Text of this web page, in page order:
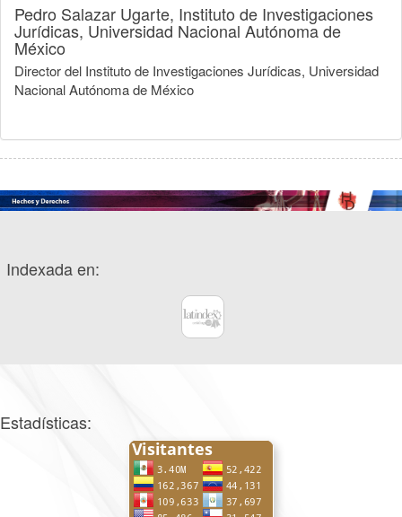
Pedro Salazar Ugarte, Instituto de Investigaciones
Jurídicas, Universidad Nacional Autónoma de
México
Director del Instituto de Investigaciones Jurídicas, Universidad
Nacional Autónoma de México
Indexada en:
Estadísticas: